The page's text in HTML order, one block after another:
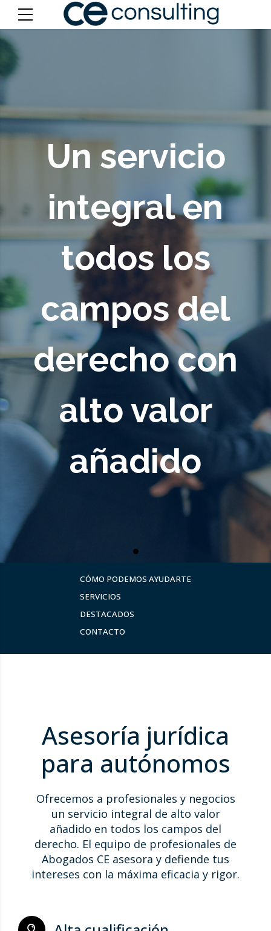
Un servicio
integral en
todos los
campos del
derecho con
alto valor
añadido
CÓMO PODEMOS AYUDARTE
SERVICIOS
DESTACADOS
CONTACTO
Asesoría jurídica
para autónomos
Ofrecemos a profesionales y negocios
un servicio integral de alto valor
añadido en todos los campos del
derecho. El equipo de profesionales de
Abogados CE asesora y defiende tus
intereses con la máxima eficacia y rigor.